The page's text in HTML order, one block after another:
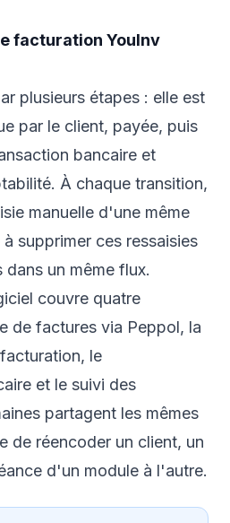
facturation YouInv
plusieurs étapes : elle est
par le client, payée, puis
bancaire et
À chaque transition,
manuelle d'une même
supprimer ces ressaisies
un même flux.
couvre quatre
de factures via Peppol, la
le
et le suivi des
partagent les mêmes
de réencoder un client, un
d'un module à l'autre.